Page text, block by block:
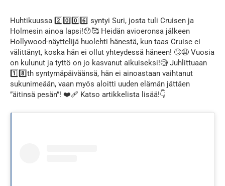
Huhtikuussa 2️⃣0️⃣0️⃣6️⃣ syntyi Suri, josta tuli Cruisen ja
Holmesin ainoa lapsi!😯🥰 Heidän avioeronsa jälkeen
Hollywood-näyttelijä huolehti hänestä, kun taas Cruise ei
välittänyt, koska hän ei ollut yhteydessä häneen! 🙄😧 Vuosia
on kulunut ja tyttö on jo kasvanut aikuiseksi!🧐 Juhlittuaan
1️⃣8️⃣th syntymäpäiväänsä, hän ei ainoastaan vaihtanut
sukunimeään, vaan myös aloitti uuden elämän jättäen
”äitinsä pesän”! ❤️‍🩹 Katso artikkelista lisää!👇